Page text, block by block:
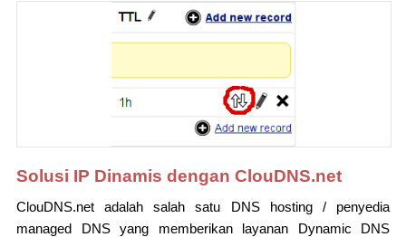
Solusi IP Dinamis dengan ClouDNS.net
ClouDNS.net adalah salah satu DNS hosting / penyedia
managed DNS yang memberikan layanan Dynamic DNS